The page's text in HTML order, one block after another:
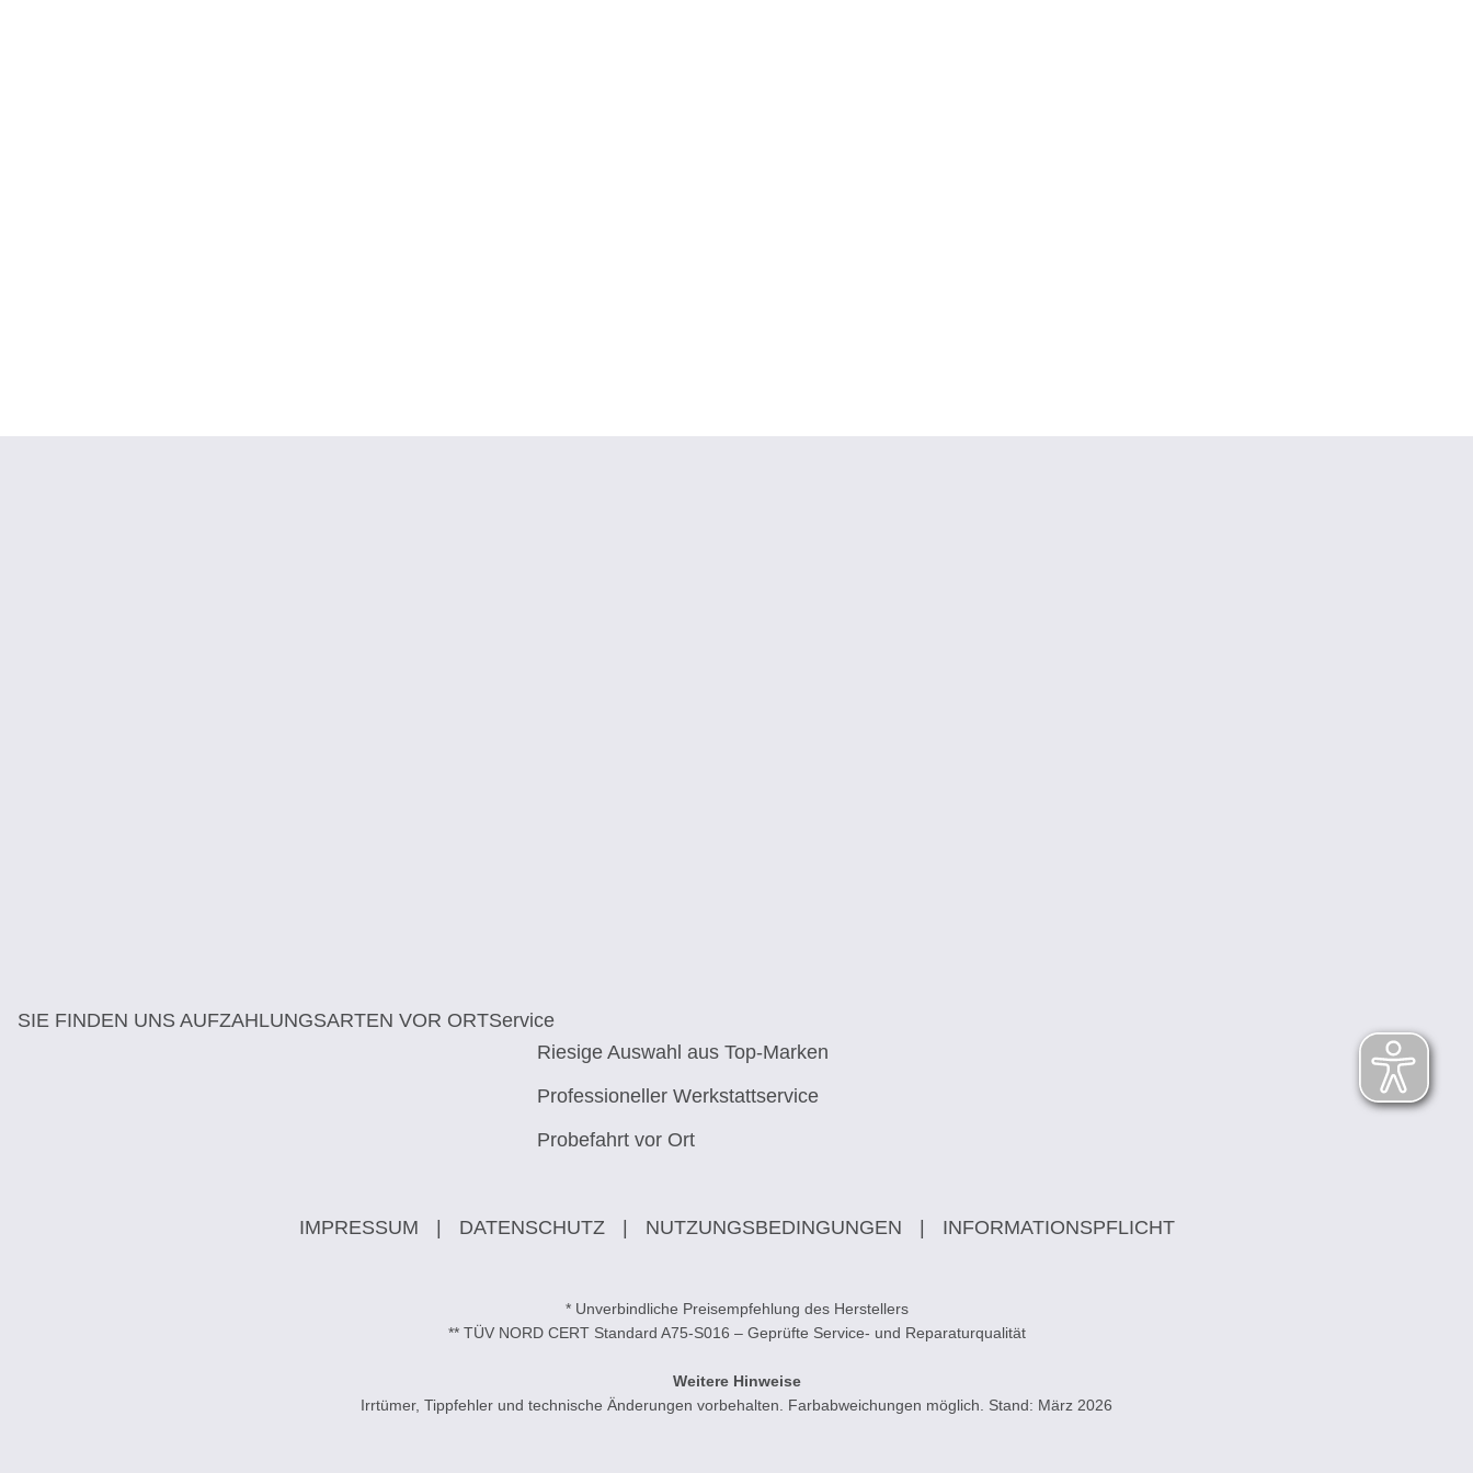
SIE FINDEN UNS AUFZAHLUNGSARTEN VOR ORTService
Riesige Auswahl aus Top-Marken
Professioneller Werkstattservice
Probefahrt vor Ort
IMPRESSUM DATENSCHUTZ NUTZUNGSBEDINGUNGEN INFORMATIONSPFLICHT
* Unverbindliche Preisempfehlung des Herstellers
** TÜV NORD CERT Standard A75-S016 – Geprüfte Service- und Reparaturqualität
Weitere Hinweise
Irrtümer, Tippfehler und technische Änderungen vorbehalten. Farbabweichungen möglich. Stand: März 2026